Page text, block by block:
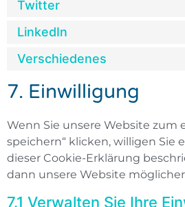
Twitter
LinkedIn
Verschiedenes
7. Einwilligung
Wenn Sie unsere Website zum
speichern“ klicken, willigen Sie
dieser Cookie-Erklärung
dann unsere Website
7.1 Verwalten Sie Ihre